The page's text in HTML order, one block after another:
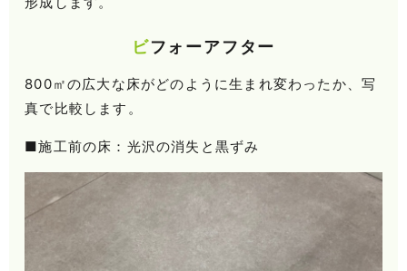
ビフォーアフター
800㎡の広大な床がどのように生まれ変わったか、写
真で比較します。
■施工前の床：光沢の消失と黒ずみ